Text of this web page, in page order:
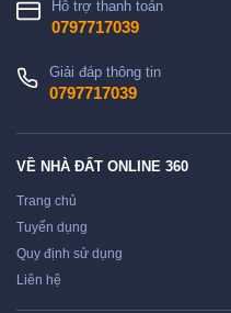
Hỗ trợ thanh toán
0797717039
Giải đáp thông tin
0797717039
VỀ NHÀ ĐẤT ONLINE 360
Trang chủ
Tuyển dụng
Quy định sử dụng
Liên hệ